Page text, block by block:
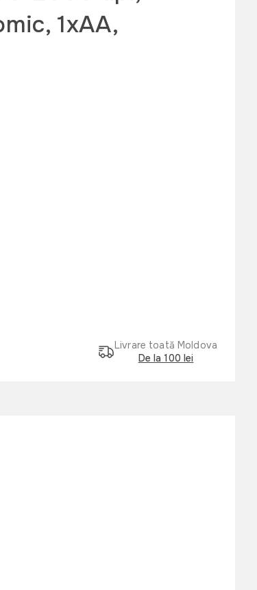
1xAA,
Livrare toată Moldova
De la 100 lei